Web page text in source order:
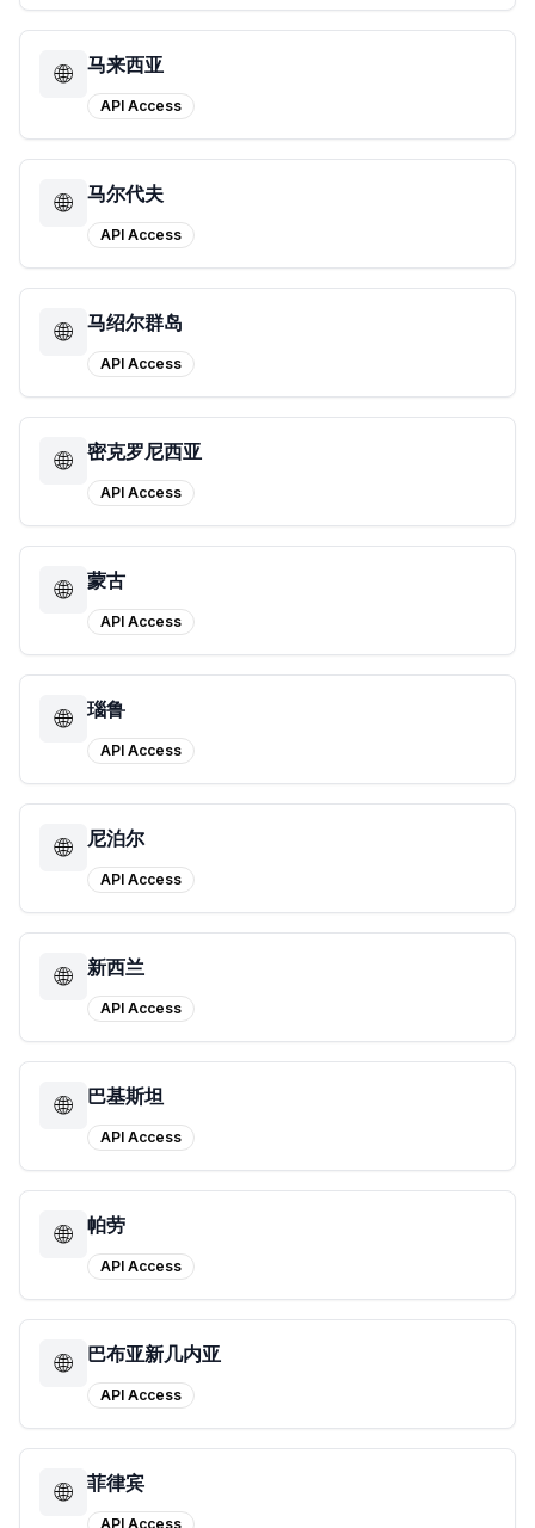
🌐 马来西亚
API Access
🌐 马尔代夫
API Access
🌐 马绍尔群岛
API Access
🌐 密克罗尼西亚
API Access
🌐 蒙古
API Access
🌐 瑙鲁
API Access
🌐 尼泊尔
API Access
🌐 新西兰
API Access
🌐 巴基斯坦
API Access
🌐 帕劳
API Access
🌐 巴布亚新几内亚
API Access
🌐 菲律宾
API Access